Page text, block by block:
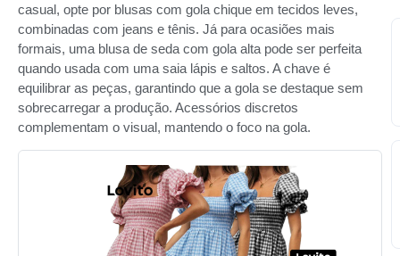
casual, opte por blusas com gola chique em tecidos leves,
combinadas com jeans e tênis. Já para ocasiões mais
formais, uma blusa de seda com gola alta pode ser perfeita
quando usada com uma saia lápis e saltos. A chave é
equilibrar as peças, garantindo que a gola se destaque sem
sobrecarregar a produção. Acessórios discretos
complementam o visual, mantendo o foco na gola.